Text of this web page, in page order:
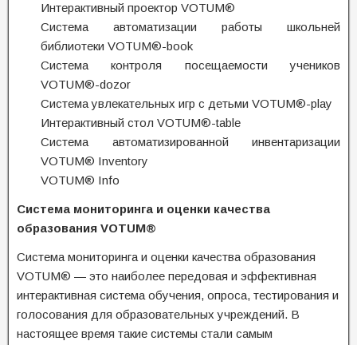
Интерактивный проектор VOTUM®
Система автоматизации работы школьней
библиотеки VOTUM®-book
Система контроля посещаемости учеников
VOTUM®-dozor
Система увлекательных игр с детьми VOTUM®-play
Интерактивный стол VOTUM®-table
Система автоматизированной инвентаризации
VOTUM® Inventory
VOTUM® Info
Система мониторинга и оценки качества
образования VOTUM®
Система мониторинга и оценки качества образования
VOTUM® — это наиболее передовая и эффективная
интерактивная система обучения, опроса, тестирования и
голосования для образовательных учреждений. В
настоящее время такие системы стали самым